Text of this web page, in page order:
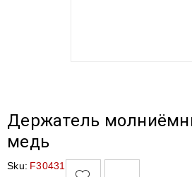
Держатель
медь
Sku: F30431